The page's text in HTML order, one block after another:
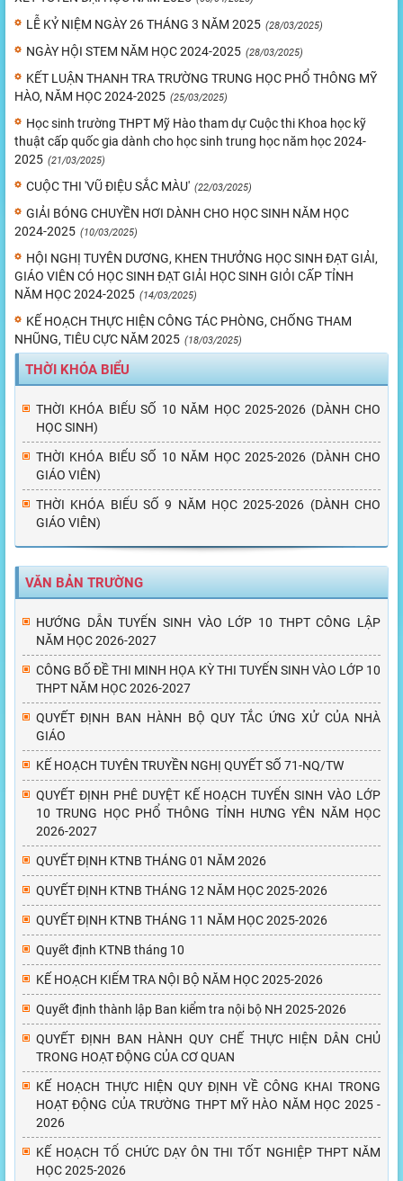
LỄ KỶ NIỆM NGÀY 26 THÁNG 3 NĂM 2025 (28/03/2025)
NGÀY HỘI STEM NĂM HỌC 2024-2025 (28/03/2025)
KẾT LUẬN THANH TRA TRƯỜNG TRUNG HỌC PHỔ THÔNG MỸ
HÀO, NĂM HỌC 2024-2025 (25/03/2025)
Học sinh trường THPT Mỹ Hào tham dự Cuộc thi Khoa học kỹ
thuật cấp quốc gia dành cho học sinh trung học năm học 2024-
2025 (21/03/2025)
CUỘC THI 'VŨ ĐIỆU SẮC MÀU' (22/03/2025)
GIẢI BÓNG CHUYỀN HƠI DÀNH CHO HỌC SINH NĂM HỌC
2024-2025 (10/03/2025)
HỘI NGHỊ TUYÊN DƯƠNG, KHEN THƯỞNG HỌC SINH ĐẠT GIẢI,
GIÁO VIÊN CÓ HỌC SINH ĐẠT GIẢI HỌC SINH GIỎI CẤP TỈNH
NĂM HỌC 2024-2025 (14/03/2025)
KẾ HOẠCH THỰC HIỆN CÔNG TÁC PHÒNG, CHỐNG THAM
NHŨNG, TIÊU CỰC NĂM 2025 (18/03/2025)
THỜI KHÓA BIỂU
THỜI KHÓA BIỂU SỐ 10 NĂM HỌC 2025-2026 (DÀNH CHO
HỌC SINH)
THỜI KHÓA BIỂU SỐ 10 NĂM HỌC 2025-2026 (DÀNH CHO
GIÁO VIÊN)
THỜI KHÓA BIỂU SỐ 9 NĂM HỌC 2025-2026 (DÀNH CHO
GIÁO VIÊN)
VĂN BẢN TRƯỜNG
HƯỚNG DẪN TUYỂN SINH VÀO LỚP 10 THPT CÔNG LẬP
NĂM HỌC 2026-2027
CÔNG BỐ ĐỀ THI MINH HỌA KỲ THI TUYỂN SINH VÀO LỚP 10
THPT NĂM HỌC 2026-2027
QUYẾT ĐỊNH BAN HÀNH BỘ QUY TẮC ỨNG XỬ CỦA NHÀ
GIÁO
KẾ HOẠCH TUYÊN TRUYỀN NGHỊ QUYẾT SỐ 71-NQ/TW
QUYẾT ĐỊNH PHÊ DUYỆT KẾ HOẠCH TUYỂN SINH VÀO LỚP
10 TRUNG HỌC PHỔ THÔNG TỈNH HƯNG YÊN NĂM HỌC
2026-2027
QUYẾT ĐỊNH KTNB THÁNG 01 NĂM 2026
QUYẾT ĐỊNH KTNB THÁNG 12 NĂM HỌC 2025-2026
QUYẾT ĐỊNH KTNB THÁNG 11 NĂM HỌC 2025-2026
Quyết định KTNB tháng 10
KẾ HOẠCH KIỂM TRA NỘI BỘ NĂM HỌC 2025-2026
Quyết định thành lập Ban kiểm tra nội bộ NH 2025-2026
QUYẾT ĐỊNH BAN HÀNH QUY CHẾ THỰC HIỆN DÂN CHỦ
TRONG HOẠT ĐỘNG CỦA CƠ QUAN
KẾ HOẠCH THỰC HIỆN QUY ĐỊNH VỀ CÔNG KHAI TRONG
HOẠT ĐỘNG CỦA TRƯỜNG THPT MỸ HÀO NĂM HỌC 2025 -
2026
KẾ HOẠCH TỔ CHỨC DẠY ÔN THI TỐT NGHIỆP THPT NĂM
HỌC 2025-2026